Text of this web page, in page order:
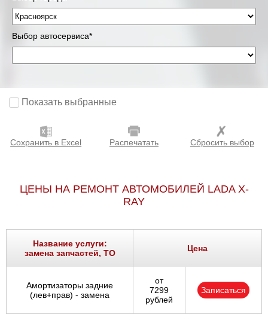
Выбор автосервиса*
Показать выбранные
Сохранить в Excel Распечатать Сбросить выбор
ЦЕНЫ НА РЕМОНТ АВТОМОБИЛЕЙ LADA X-
RAY
Название услуги:
замена запчастей, ТО
Цена
Амортизаторы задние
(лев+прав) - замена
от
7299
рублей
Записаться